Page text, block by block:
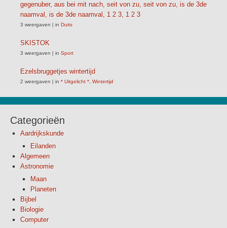
gegenuber, aus bei mit nach, seit von zu, seit von zu, is de 3de
naamval, is de 3de naamval, 1 2 3, 1 2 3
3 weergaven | in Duits
SKISTOK
3 weergaven | in Sport
Ezelsbruggetjes wintertijd
2 weergaven | in * Uitgelicht * Wintertijd
Categorieën
Aardrijkskunde
Eilanden
Algemeen
Astronomie
Maan
Planeten
Bijbel
Biologie
Computer